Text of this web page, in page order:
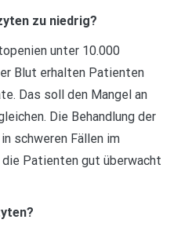
zu niedrig?
unter 10.000
Blut erhalten Patienten
Das soll den Mangel an
Die Behandlung der
schweren Fällen im
die Patienten gut überwacht